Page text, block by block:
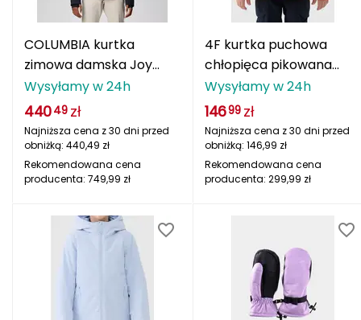
K2
KILLTEC
COLUMBIA kurtka
zimowa damska Joy
Peak II czarny
Wysyłamy w 24h
44049 zł
Najniższa cena z 30 dni przed
obniżką: 440,49 zł
Rekomendowana cena
producenta: 749,99 zł
4F kurtka puchowa
chłopięca pikowana
narciarska
4FJWAW25TTJAM0822
czerwony
Wysyłamy w 24h
14699 zł
Najniższa cena z 30 dni przed
obniżką: 146,99 zł
Rekomendowana cena
producenta: 299,99 zł